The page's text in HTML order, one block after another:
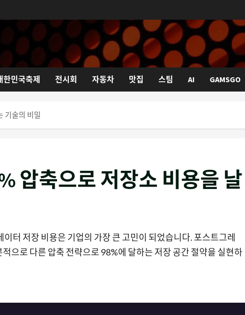
한민국축제 전시회 자동차 맛집 스팀 AI GAMSGO
기술의 비밀
압축으로 저장소 비용을 날
터 저장 비용은 기업의 가장 큰 고민이 되었습니다. 포스트그레
으로 다른 압축 전략으로 98%에 달하는 저장 공간 절약을 실현하